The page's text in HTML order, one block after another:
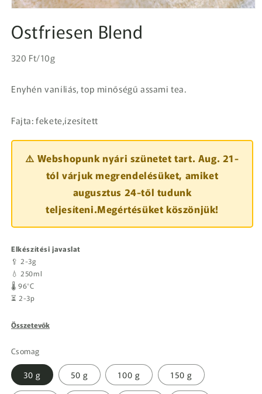
megnyitása
a
párbeszédpanelen
Ostfriesen Blend
Normál
Egységár
320 Ft/10g
Enyhén vaníliás, top minőségű assami tea.
Fajta: fekete,ízesített
⚠️ Webshopunk nyári szünetet tart. Aug. 21-
tól várjuk megrendelésüket, amiket
augusztus 24-től tudunk
teljesíteni.Megértésüket köszönjük!
Elkészítési javaslat
🥄 2-3g
💧 250ml
🌡️ 96°C
⏳ 2-3p
Összetevők
Csomag
30 g 50 g 100 g 150 g